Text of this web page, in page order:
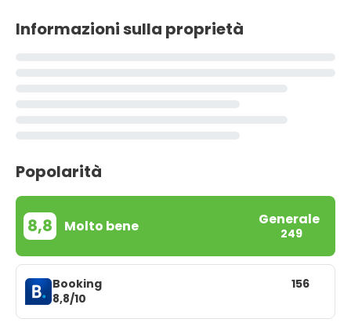
Informazioni sulla proprietà
Popolarità
8,8 Molto bene Generale
249
Booking
8,8/10
156